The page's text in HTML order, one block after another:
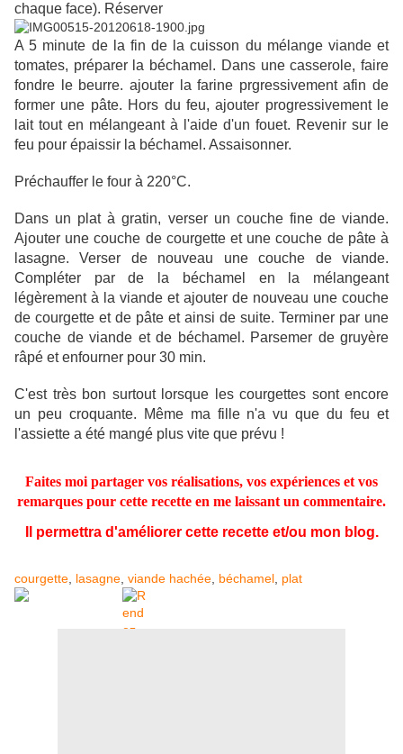
chaque face). Réserver
A 5 minute de la fin de la cuisson du mélange viande et
tomates, préparer la béchamel. Dans une casserole, faire
fondre le beurre. ajouter la farine prgressivement afin de
former une pâte. Hors du feu, ajouter progressivement le
lait tout en mélangeant à l'aide d'un fouet. Revenir sur le
feu pour épaissir la béchamel. Assaisonner.
Préchauffer le four à 220°C.
Dans un plat à gratin, verser un couche fine de viande.
Ajouter une couche de courgette et une couche de pâte à
lasagne. Verser de nouveau une couche de viande.
Compléter par de la béchamel en la mélangeant
légèrement à la viande et ajouter de nouveau une couche
de courgette et de pâte et ainsi de suite. Terminer par une
couche de viande et de béchamel. Parsemer de gruyère
râpé et enfourner pour 30 min.
C'est très bon surtout lorsque les courgettes sont encore
un peu croquante. Même ma fille n'a vu que du feu et
l'assiette a été mangé plus vite que prévu !
Faites moi partager vos réalisations, vos expériences et vos
remarques pour cette recette en me laissant un commentaire.
Il permettra d'améliorer cette recette et/ou mon blog.
courgette lasagne viande hachée béchamel plat